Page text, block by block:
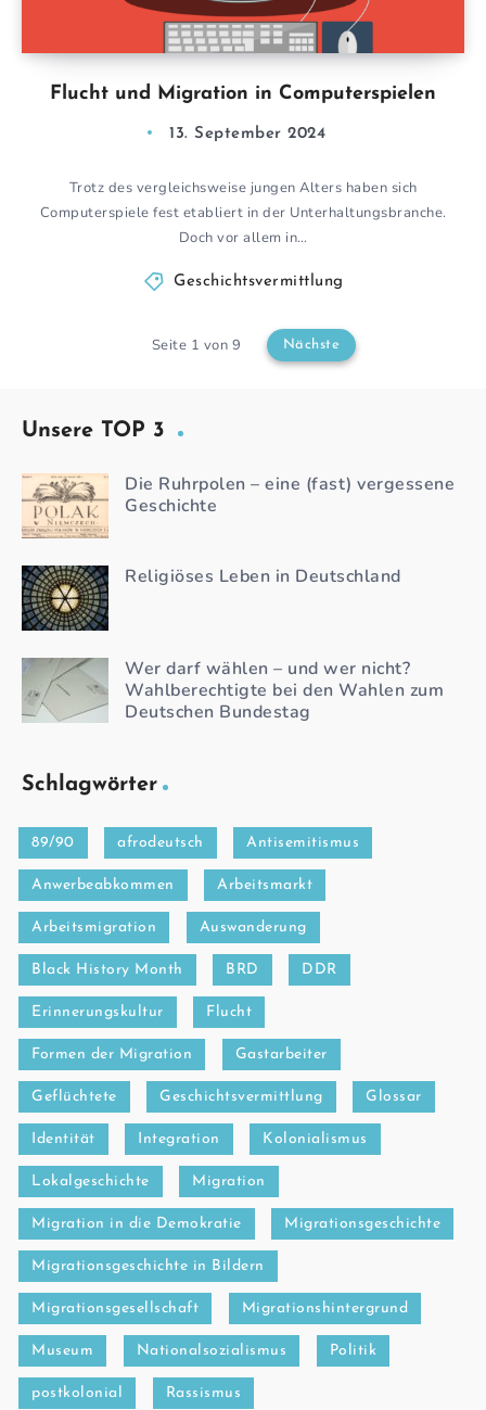
Flucht und Migration in Computerspielen
13. September 2024
Trotz des vergleichsweise jungen Alters haben sich
Computerspiele fest etabliert in der Unterhaltungsbranche.
Doch vor allem in…
Geschichtsvermittlung
Seite 1 von 9 Nächste
Unsere TOP 3
Die Ruhrpolen – eine (fast) vergessene
Geschichte
Religiöses Leben in Deutschland
Wer darf wählen – und wer nicht?
Wahlberechtigte bei den Wahlen zum
Deutschen Bundestag
Schlagwörter
89/90 afrodeutsch Antisemitismus
Anwerbeabkommen Arbeitsmarkt
Arbeitsmigration Auswanderung
Black History Month BRD DDR
Erinnerungskultur Flucht
Formen der Migration Gastarbeiter
Geflüchtete Geschichtsvermittlung Glossar
Identität Integration Kolonialismus
Lokalgeschichte Migration
Migration in die Demokratie Migrationsgeschichte
Migrationsgeschichte in Bildern
Migrationsgesellschaft Migrationshintergrund
Museum Nationalsozialismus Politik
postkolonial Rassismus